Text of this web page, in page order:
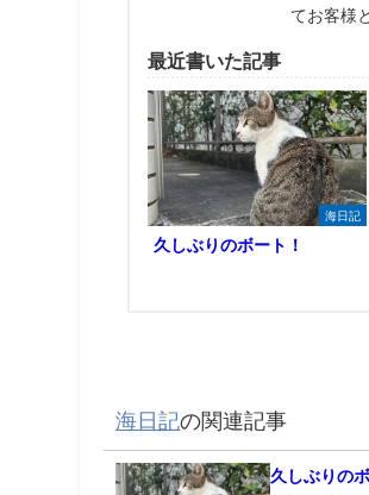
てお客様
最近書いた記事
海日記
久しぶりのボート！
海日記の関連記事
久しぶりの